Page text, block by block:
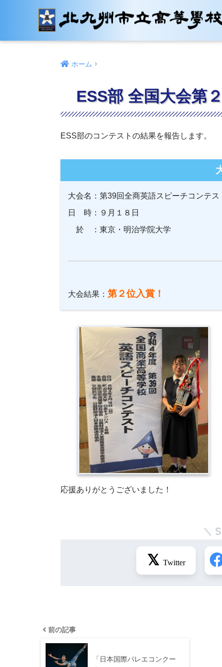
ホーム
ESS部 全国大会第
ESS部のコンテストの結果を報告します。
大会名：第39回全商英語スピーチコンテス
日 時：９月１８日
於 ：東京・明治学院大学
大会結果： 第２位入賞！
応援ありがとうございました！
前の記事
「日本国際バレエコンクー